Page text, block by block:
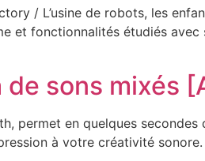
/ L’usine de robots, les
et fonctionnalités étudiés
sons mixés
permet en quelques
à votre créativité